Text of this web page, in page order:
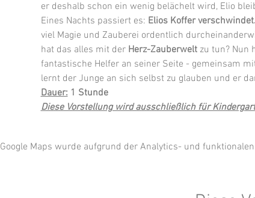
er deshalb schon ein wenig belächelt wird, Elio
Eines Nachts passiert es: Elios Koffer verschwindet.
viel Magie und Zauberei ordentlich
hat das alles mit der Herz-Zauberwelt zu tun? Nun
fantastische Helfer an seiner Seite - gemeinsam
lernt der Junge an sich selbst zu glauben und er
Dauer: 1 Stunde
Diese Vorstellung wird ausschließlich für
Google Maps wurde aufgrund der Analytics- und